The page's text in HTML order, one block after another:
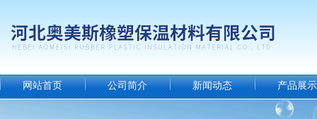
网站首页 公司简介 新闻动态 产品展示